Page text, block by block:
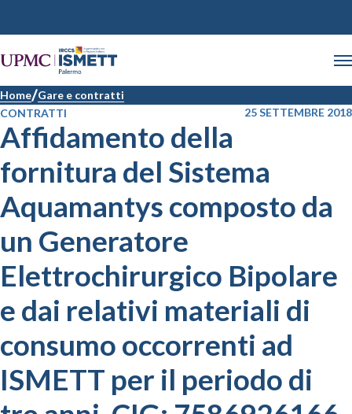
Home Gare e contratti
CONTRATTI
25 SETTEMBRE 2018
Affidamento della
fornitura del Sistema
Aquamantys composto da
un Generatore
Elettrochirurgico Bipolare
e dai relativi materiali di
consumo occorrenti ad
ISMETT per il periodo di